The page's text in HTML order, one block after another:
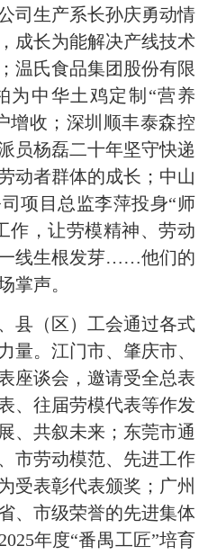
生产系长孙庆勇动情
成长为能解决产线技术
温氏食品集团股份有限
为中华土鸡定制“营养
增收；深圳顺丰泰森控
员杨磊二十年坚守快递
动者群体的成长；中山
项目总监李萍投身“师
作，让劳模精神、劳动
线生根发芽……他们的
掌声。
（区）工会通过各式
量。江门市、肇庆市、
座谈会，邀请受全总表
、往届劳模代表等作发
、共叙未来；东莞市通
市劳动模范、先进工作
受表彰代表颁奖；广州
、市级荣誉的先进集体
年度“番禺工匠”培育